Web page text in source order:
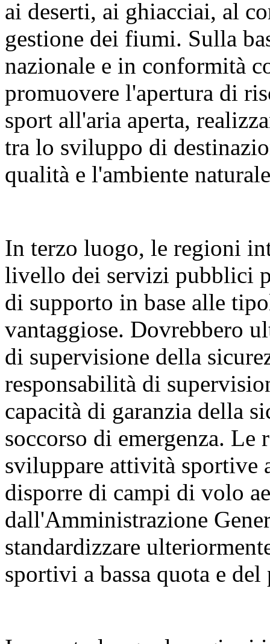
ai deserti, ai ghiacciai, al
gestione dei fiumi. Sulla
nazionale e in conformità
promuovere l'apertura di
sport all'aria aperta,
tra lo sviluppo di
qualità e l'ambiente
In terzo luogo, le regioni
livello dei servizi pubblici
di supporto in base alle
vantaggiose. Dovrebbero
di supervisione della
responsabilità di
capacità di garanzia della
soccorso di emergenza.
sviluppare attività sportive
disporre di campi di volo
dall'Amministrazione
standardizzare
sportivi a bassa quota e